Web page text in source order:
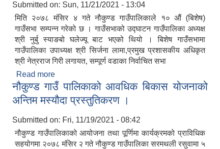
Submitted on: Sun, 11/21/2021 - 13:04
मिति २०७८ मंसिर ४ गते नौकुण्ड गाउँपालिकाले १० औं (बिशेष)
गाउँसभा सम्पन्न गरेको छ । गाउँसभाको उद्घाटन गाउँपालिका अध्यक्ष
श्री नुर्बु स्याङबो घलेज्यू बाट भएको थियो । बिशेष गाउँसभामा
गाउँपालिका उपाध्यक्ष श्री सिर्जना लामा,प्रमुख प्रशासकीय अधिकृत
श्री नेत्रराज गिरी लगायत, सम्पूर्ण वडाका निर्वाचित सभा
Read more
।
नौकुण्ड गाउँ पालिकाको आवधिक बिकास योजनाको
अन्तिम मस्यौदा प्रस्तुतिकरण ।
Submitted on: Fri, 11/19/2021 - 08:42
नौकुण्ड गाउँपालिकाको आयोजना तथा पूर्णिमा कार्यक्रमको प्राविधिक
सहयोगमा २०७८ मंसिर २ गते नौकुण्ड गाउँपालिका सरमथली रसुवामा ५